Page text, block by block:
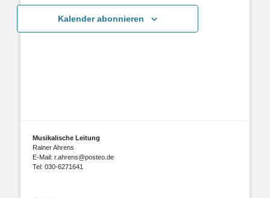
Kalender abonnieren
Musikalische Leitung
Rainer Ahrens
E-Mail: r.ahrens@posteo.de
Tel: 030-6271641